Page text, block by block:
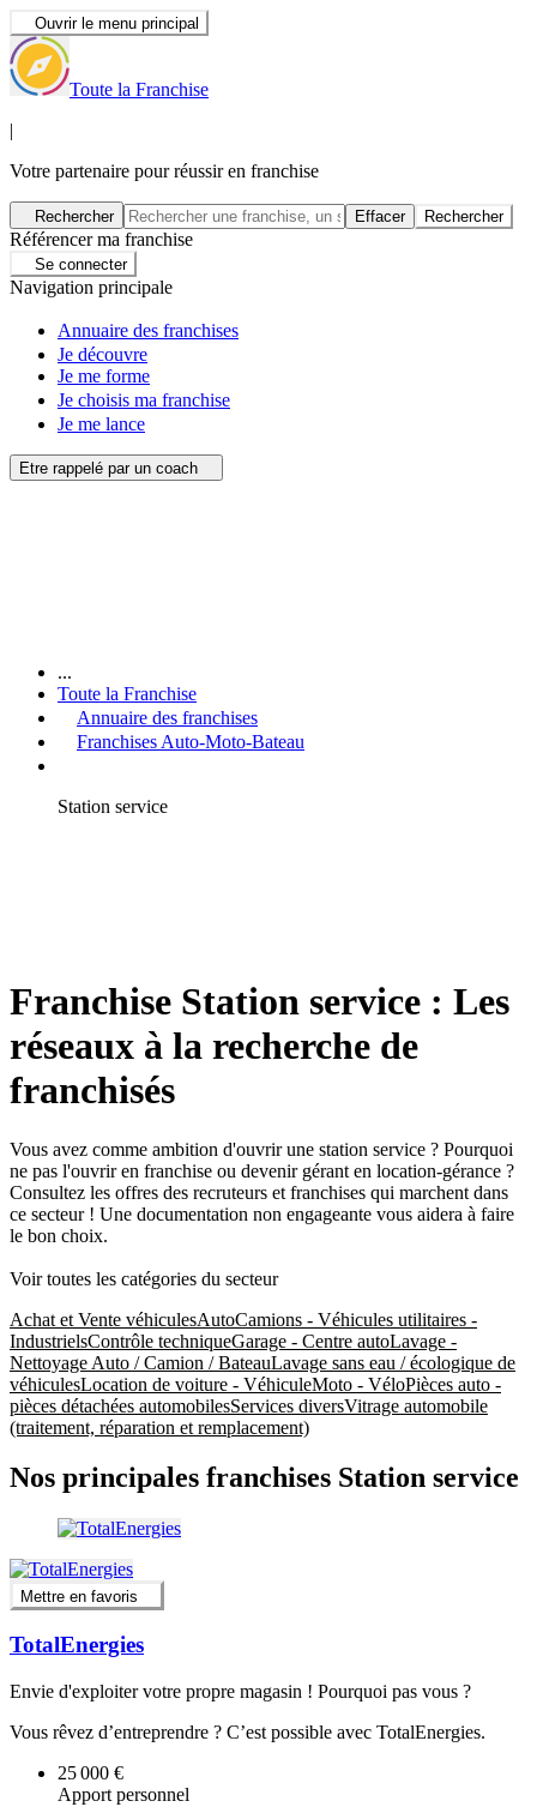
Ouvrir le menu principal
Toute la Franchise
|
Votre partenaire pour réussir en franchise
Rechercher Effacer Rechercher
Référencer ma franchise
Se connecter
Navigation principale
Annuaire des franchises
Je découvre
Je me forme
Je choisis ma franchise
Je me lance
Etre rappelé par un coach
...
Toute la Franchise
Annuaire des franchises
Franchises Auto-Moto-Bateau
Station service
Franchise Station service : Les
réseaux à la recherche de
franchisés
Vous avez comme ambition d'ouvrir une station service ? Pourquoi
ne pas l'ouvrir en franchise ou devenir gérant en location-gérance ?
Consultez les offres des recruteurs et franchises qui marchent dans
ce secteur ! Une documentation non engageante vous aidera à faire
le bon choix.
Voir toutes les catégories du secteur
Achat et Vente véhiculesAutoCamions - Véhicules utilitaires -
IndustrielsContrôle techniqueGarage - Centre autoLavage -
Nettoyage Auto / Camion / BateauLavage sans eau / écologique de
véhiculesLocation de voiture - VéhiculeMoto - VéloPièces auto -
pièces détachées automobilesServices diversVitrage automobile
(traitement, réparation et remplacement)
Nos principales franchises Station service
Mettre en favoris
TotalEnergies
Envie d'exploiter votre propre magasin ! Pourquoi pas vous ?
Vous rêvez d’entreprendre ? C’est possible avec TotalEnergies.
25 000 €
Apport personnel